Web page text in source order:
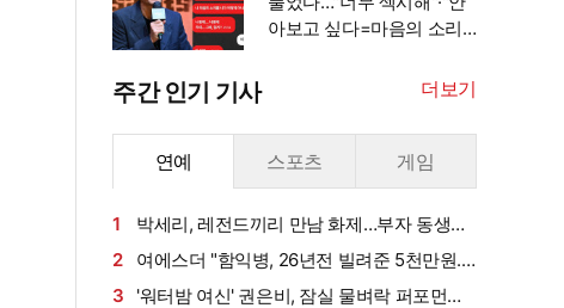
아보고 싶다=마음의 소리
주간 인기 기사 더보기
연예 스포츠 게임
1
박세리, 레전드끼리 만남 화제…부자 동생에
게 밥 샀다가 '반전'
2
여에스더 "함익병, 26년전 빌려준 5천만원...
그덕에 사업 시작" (동상이몽2)[종합]
3
'워터밤 여신' 권은비, 잠실 물벼락 퍼포먼스